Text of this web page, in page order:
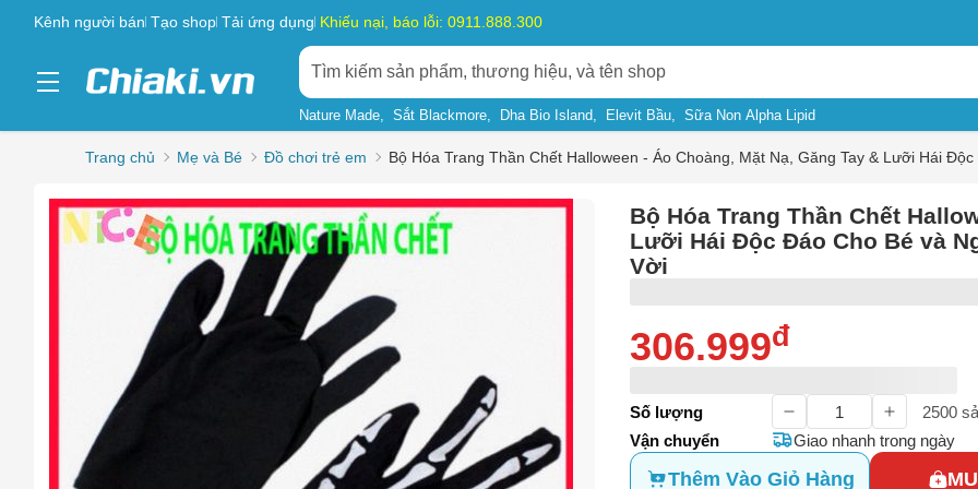
Kênh người bán Tạo shop Tải ứng dụng Khiếu nại, báo lỗi: 0911.888.300
Nature Made Sắt Blackmore Dha Bio Island Elevit Bầu Sữa Non Alpha Lipid
Trang chủ Mẹ và Bé Đồ chơi trẻ em Bộ Hóa Trang Thần Chết Halloween - Áo Choàng, Mặt Nạ, Găng Tay & Lưỡi Hái
Bộ Hóa Trang Thần Chết
Lưỡi Hái Độc Đáo Cho Bé và
Vời
306.999đ
Số lượng 2500
Vận chuyển
Giao nhanh trong ngày
Thêm Vào Giỏ Hàng
Chọn lý do
Sản phẩm có dấu hiệu lừa đảo